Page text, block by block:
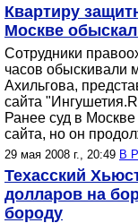
Квартиру
Москве
Сотрудники
часов обыскивали
Ахильгова,
сайта
Ранее суд в Москве
сайта, но он
29 мая 2008 г., 20:49 В
Техасский
долларов на
бороду